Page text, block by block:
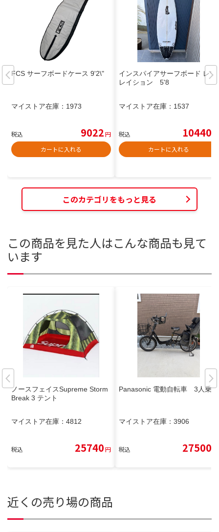
FCS サーフボードケース 9'2\"
マイストア在庫： 1973
税込 9022円
カートに入れる
インスパイアサーフボード レブ
レイション 5'8
マイストア在庫： 1537
税込 10440
カートに入れる
このカテゴリをもっと見る
この商品を見た人はこんな商品も見て
います
ノースフェイスSupreme Storm
Break 3 テント
マイストア在庫： 4812
税込 25740円
Panasonic 電動自転車 3人乗り
マイストア在庫： 3906
税込 27500
近くの売り場の商品